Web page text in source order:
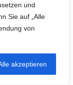
und
Sie auf „Alle
von
akzeptieren
von
Hans-Urs
Frank